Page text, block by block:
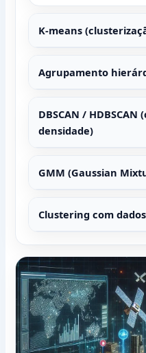
K-means
Agrupamento
DBSCAN /
densidade)
GMM (Gaussian
Clustering com